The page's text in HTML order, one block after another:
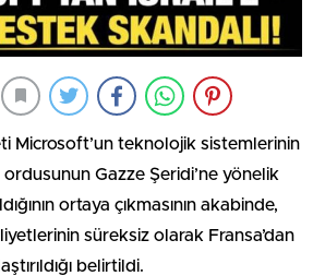
Microsoft’un teknolojik sistemlerinin
ordusunun Gazze Şeridi’ne yönelik
ortaya çıkmasının akabinde,
süreksiz olarak Fransa’dan
belirtildi.